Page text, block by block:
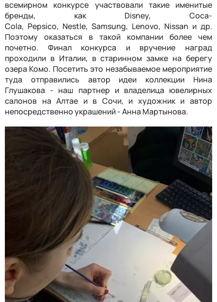
всемирном конкурсе участвовали такие именитые
бренды, как Disney, Coca-
Cola, Pepsico, Nestle, Samsung, Lenovo, Nissan и др.
Поэтому оказаться в такой компании более чем
почетно. Финал конкурса и вручение наград
проходили в Италии, в старинном замке на берегу
озера Комо. Посетить это незабываемое мероприятие
туда отправились автор идеи коллекции Нина
Глушакова - наш партнер и владелица ювелирных
салонов на Алтае и в Сочи, и художник и автор
непосредственно украшений - Анна Мартынова.